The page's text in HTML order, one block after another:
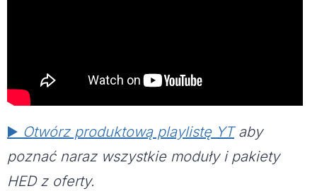
▶️ Otwórz produktową playlistę YTaby
poznać naraz wszystkie moduły i pakiety
HED z oferty.